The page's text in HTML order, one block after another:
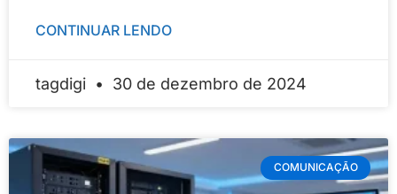
CONTINUAR LENDO
tagdigi 30 de dezembro de 2024
COMUNICAÇÃO